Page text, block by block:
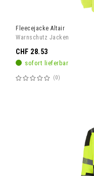
Fleecejacke Altair
Warnschutz Jacken
sofort lieferbar
Bewertung:
0
CHF 28.53